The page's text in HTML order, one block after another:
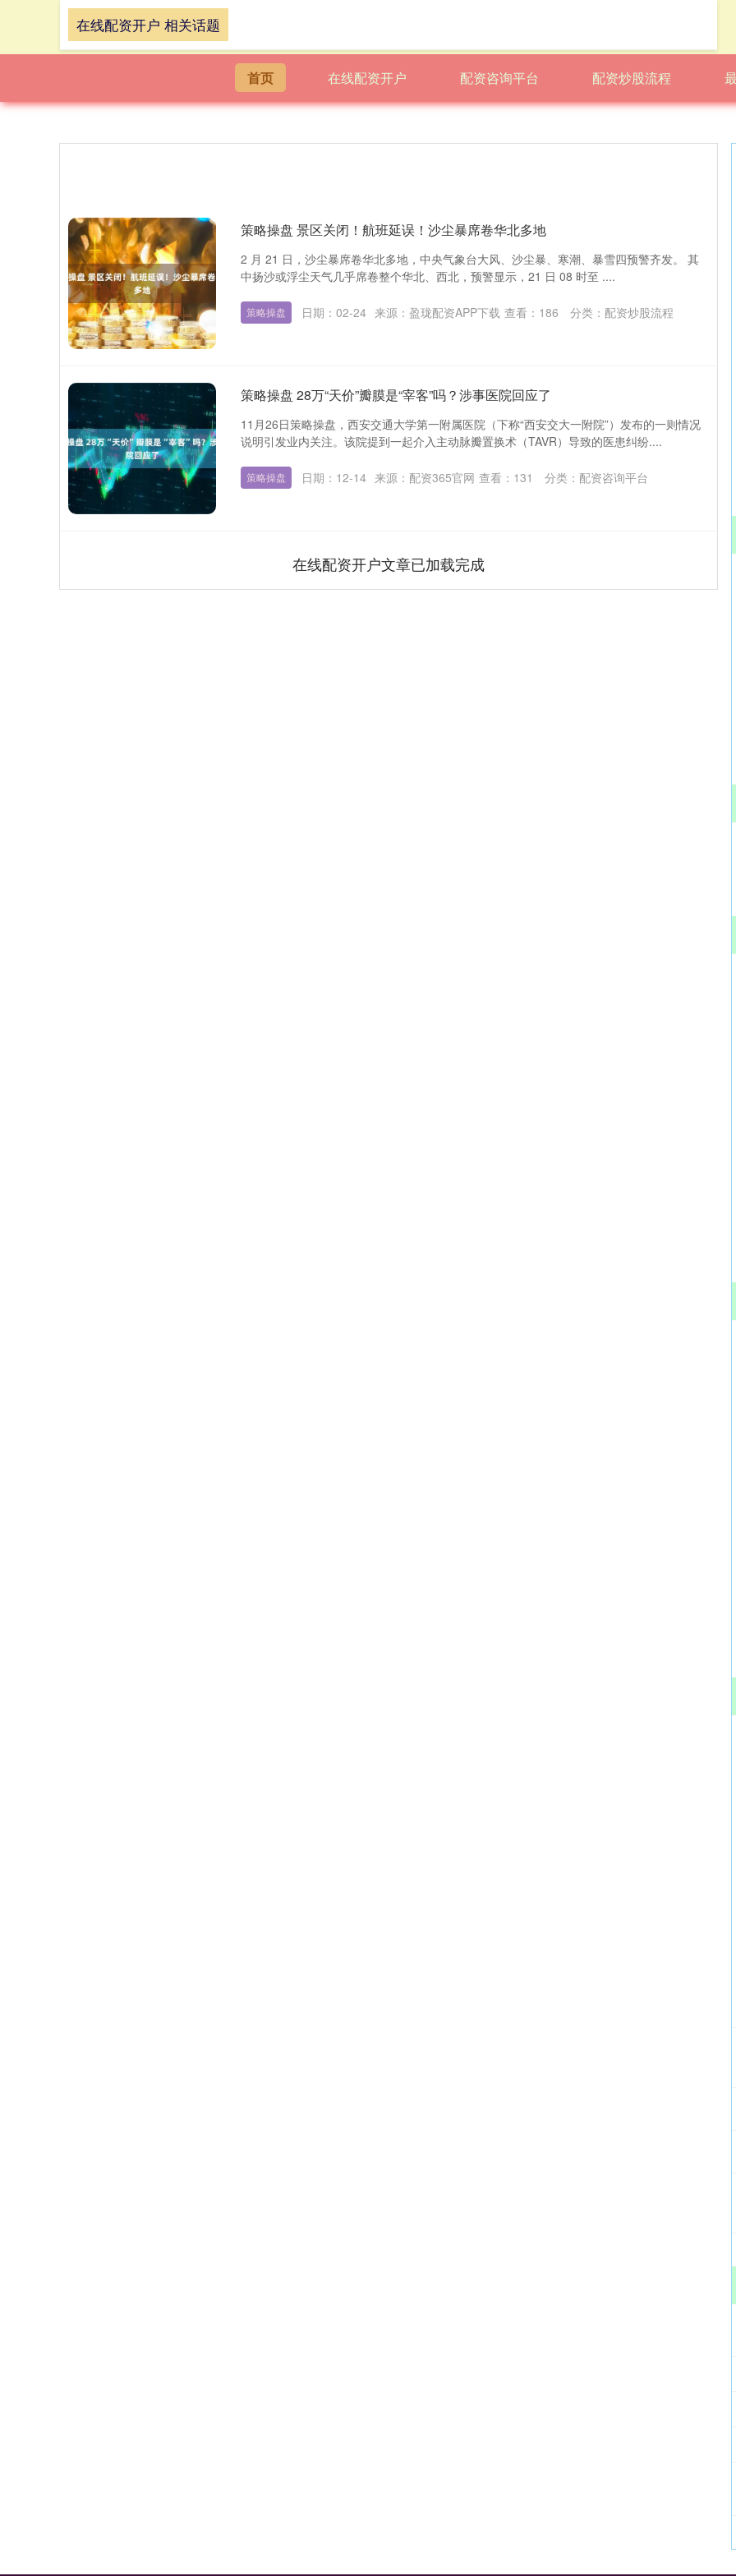
首页 在线配资开户 配资咨询平台 配资炒股流程
在线配资开户 相关话题
策略操盘 景区关闭！航班延误！沙尘暴席卷华北多地
2 月 21 日，沙尘暴席卷华北多地，中央气象台大风、沙尘暴、寒潮、暴雪四预警齐发。 其
中扬沙或浮尘天气几乎席卷整个华北、西北，预警显示，21 日 08 时至 ....
策略操盘 日期：02-24 来源：盈珑配资APP下载 查看： 186 分类： 配资炒股流程
策略操盘 28万“天价”瓣膜是“宰客”吗？涉事医院回应了
11月26日策略操盘，西安交通大学第一附属医院（下称“西安交大一附院”）发布的一则情况
说明引发业内关注。该院提到一起介入主动脉瓣置换术（TAVR）导致的医患纠纷....
策略操盘 日期：12-14 来源：配资365官网 查看： 131 分类： 配资咨询平台
在线配资开户文章已加载完成
1.77% 上证指数 3928.51 28.15 0.72% 深证成指 14297.13 187.00 1.33%